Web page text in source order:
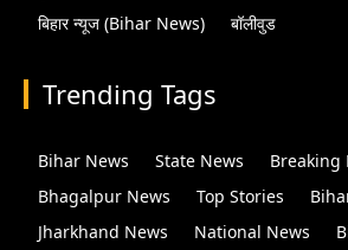
बिहार न्यूज (Bihar News)
बॉलीवुड
Trending Tags
Bihar News State News
Breaking
Bhagalpur News
Top Stories
Jharkhand News
National News